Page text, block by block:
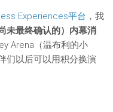
Experiences平台 ，我
未最终确认的）内幕消
Arena（温布利的小
们以后可以用积分换演